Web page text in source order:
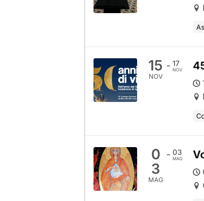
15
NOV
- 17
NOV
0
3
MAG
- 03
MAG